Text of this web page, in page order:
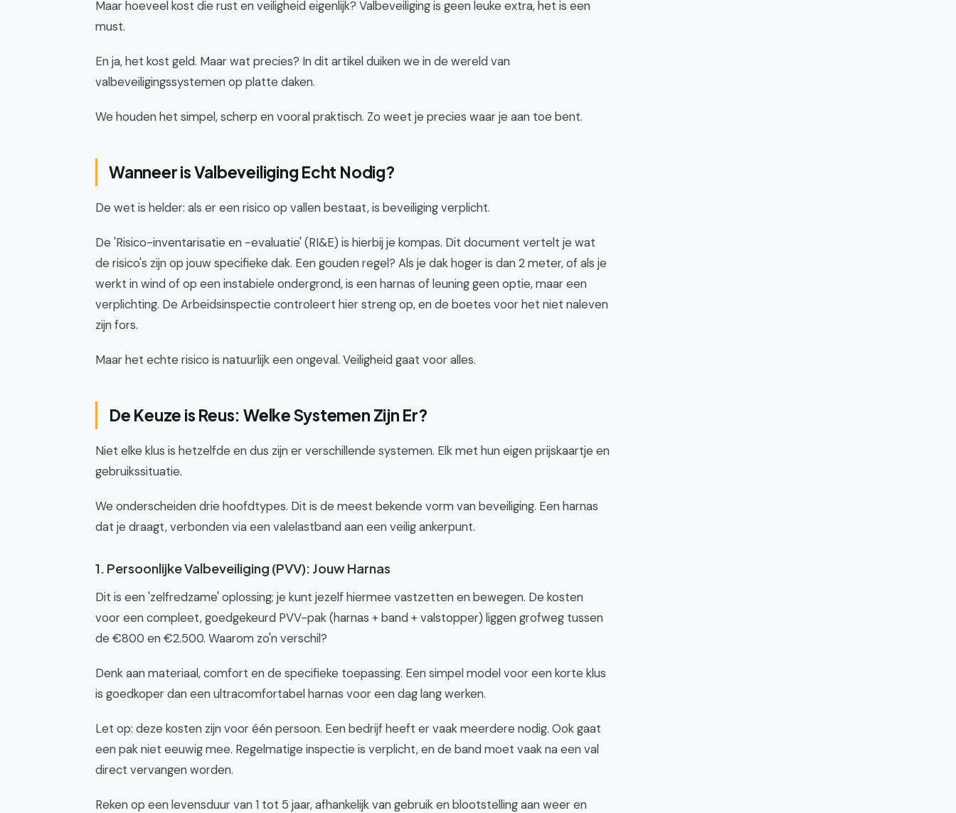
Maar hoeveel kost die rust en veiligheid eigenlijk? Valbeveiliging is geen leuke extra, het is een
must.
En ja, het kost geld. Maar wat precies? In dit artikel duiken we in de wereld van
valbeveiligingssystemen op platte daken.
We houden het simpel, scherp en vooral praktisch. Zo weet je precies waar je aan toe bent.
Wanneer is Valbeveiliging Echt Nodig?
De wet is helder: als er een risico op vallen bestaat, is beveiliging verplicht.
De 'Risico-inventarisatie en -evaluatie' (RI&E) is hierbij je kompas. Dit document vertelt je wat
de risico's zijn op jouw specifieke dak. Een gouden regel? Als je dak hoger is dan 2 meter, of als je
werkt in wind of op een instabiele ondergrond, is een harnas of leuning geen optie, maar een
verplichting. De Arbeidsinspectie controleert hier streng op, en de boetes voor het niet naleven
zijn fors.
Maar het echte risico is natuurlijk een ongeval. Veiligheid gaat voor alles.
De Keuze is Reus: Welke Systemen Zijn Er?
Niet elke klus is hetzelfde en dus zijn er verschillende systemen. Elk met hun eigen prijskaartje en
gebruikssituatie.
We onderscheiden drie hoofdtypes. Dit is de meest bekende vorm van beveiliging. Een harnas
dat je draagt, verbonden via een valelastband aan een veilig ankerpunt.
1. Persoonlijke Valbeveiliging (PVV): Jouw Harnas
Dit is een 'zelfredzame' oplossing; je kunt jezelf hiermee vastzetten en bewegen. De kosten
voor een compleet, goedgekeurd PVV-pak (harnas + band + valstopper) liggen grofweg tussen
de €800 en €2.500. Waarom zo'n verschil?
Denk aan materiaal, comfort en de specifieke toepassing. Een simpel model voor een korte klus
is goedkoper dan een ultracomfortabel harnas voor een dag lang werken.
Let op: deze kosten zijn voor één persoon. Een bedrijf heeft er vaak meerdere nodig. Ook gaat
een pak niet eeuwig mee. Regelmatige inspectie is verplicht, en de band moet vaak na een val
direct vervangen worden.
Reken op een levensduur van 1 tot 5 jaar, afhankelijk van gebruik en blootstelling aan weer en